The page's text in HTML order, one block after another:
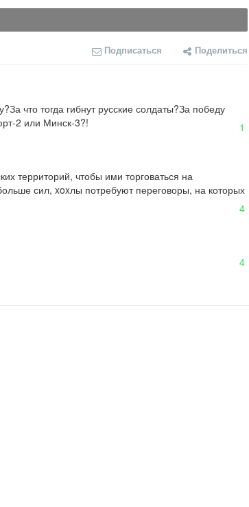
Подписаться Поделиться
что тогда гибнут русские солдаты?За победу
2 или Минск-3?!
1
территорий, чтобы ими торговаться на
сил, xoxлы потребуют переговоры, на которых
4
4